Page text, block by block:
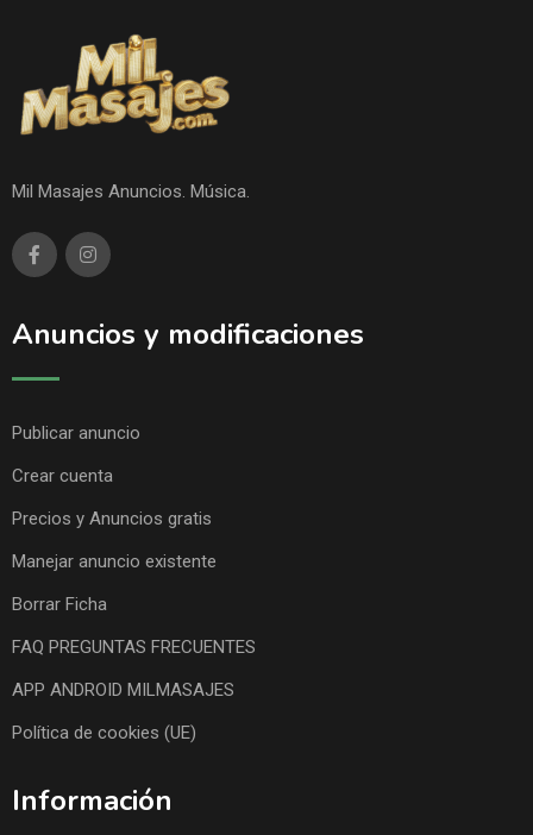
Mil Masajes Anuncios. Música.
Anuncios y modificaciones
Publicar anuncio
Crear cuenta
Precios y Anuncios gratis
Manejar anuncio existente
Borrar Ficha
FAQ PREGUNTAS FRECUENTES
APP ANDROID MILMASAJES
Política de cookies (UE)
Información